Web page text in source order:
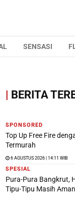
SENSASI
| BERITA
SPONSORED
Top Up Free Fire
Termurah
6 AGUSTUS 2026 | 14:11 WIB
SPESIAL
Pura-Pura Bangkrut,
Tipu-Tipu Masih